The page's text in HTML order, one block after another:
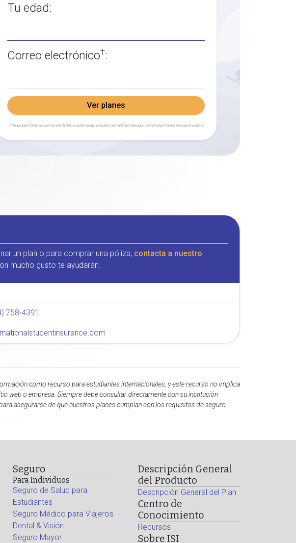
Tu edad:
Correo electrónico†:
Ver planes
† Al proporcionar su correo electrónico, usted acepta recibir comunicaciones por correo electrónico de nuestra parte.
un plan o para comprar una póliza, contacta a nuestro
mucho gusto te ayudarán.
758-4391
como recurso para estudiantes internacionales, y este recurso no implica
web o empresa. Siempre debe consultar directamente con su institución
asegurarse de que nuestros planes cumplan con los requisitos de seguro
Seguro
Para Individuos
Seguro de Salud para
Estudiantes
Seguro Médico para Viajeros
Dental & Visión
Seguro Mayor
Descripción General
del Producto
Descripción General del Plan
Centro de
Conocimiento
Recursos
Sobre ISI